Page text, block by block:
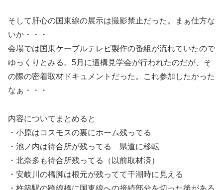
そして肝心の国東線の展示は撮影禁止だった。まぁ仕方な
いか・・・
会場では国東ケーブルテレビ製作の番組が流れていたので
ゆっくりとみる。5月に遺構見学会が行われたのだが、そ
の際の密着取材ドキュメントだった。これ参加したかった
なぁ・・・
内容についてまとめると
・小原はコスモスの裏にホーム残ってる
・池ノ内は待合所が残ってる 県道に移転
・北奈多も待合所残ってる（以前取材済）
・安岐川の橋脚は根元が残ってて干潮時に見える
・杵築駅の跨線橋に国東線への接続部分を切った後がある